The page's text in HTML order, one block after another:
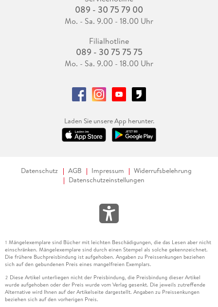
089 - 30 75 79 00
Mo. - Sa. 9.00 - 18.00 Uhr
Filialhotline
089 - 30 75 75 75
Mo. - Sa. 9.00 - 18.00 Uhr
Laden Sie unsere App herunter.
Datenschutz AGB Impressum
Widerrufsbelehrung
Datenschutzeinstellungen
1 Mängelexemplare sind Bücher mit leichten Beschädigungen, die das Lesen aber nicht
einschränken. Mängelexemplare sind durch einen Stempel als solche gekennzeichnet.
Die frühere Buchpreisbindung ist aufgehoben. Angaben zu Preissenkungen beziehen
sich auf den gebundenen Preis eines mangelfreien Exemplars.
2 Diese Artikel unterliegen nicht der Preisbindung, die Preisbindung dieser Artikel
wurde aufgehoben oder der Preis wurde vom Verlag gesenkt. Die jeweils zutreffende
Alternative wird Ihnen auf der Artikelseite dargestellt. Angaben zu Preissenkungen
beziehen sich auf den vorherigen Preis.